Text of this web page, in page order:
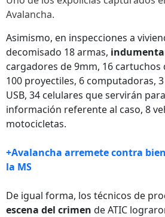
Avalancha.
Asimismo, en inspecciones a
decomisado 18 armas,
cargadores de 9mm, 16 cartuchos
100 proyectiles, 6 computadoras,
USB, 34 celulares que servirán
información referente al caso, 8
motocicletas.
+Avalancha arremete contra
la MS
De igual forma, los técnicos de
escena del crimen de ATIC